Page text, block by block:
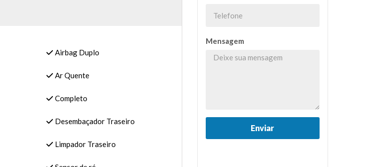
Airbag Duplo
Ar Quente
Completo
Desembaçador Traseiro
Limpador Traseiro
Mensagem